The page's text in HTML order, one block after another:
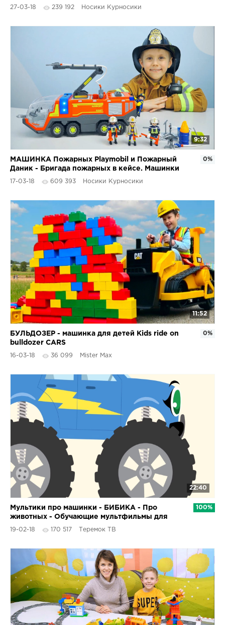
Машинки
27-03-18 239 192 Носики Курносики
9:32
МАШИНКА Пожарных Playmobil и Пожарный
Даник - Бригада пожарных в кейсе. Машинки
для детей
17-03-18 609 393 Носики Курносики
0%
11:52
БУЛЬДОЗЕР - машинка для детей Kids ride on
bulldozer CARS
16-03-18 36 099 Mister Max
0%
22:40
Мультики про машинки - БИБИКА - Про
животных - Обучающие мультфильмы для
самых маленьких
19-02-18 170 517 Теремок ТВ
100%